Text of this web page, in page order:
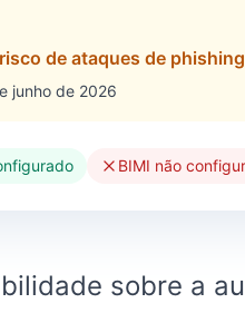
de ataques de
junho de 2026
BIMI não
sobre a